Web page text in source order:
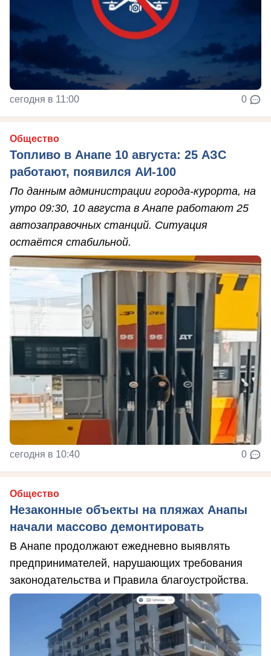
сегодня в 11:00 0
Общество
Топливо в Анапе 10 августа: 25 АЗС
работают, появился АИ-100
По данным администрации города-курорта, на
утро 09:30, 10 августа в Анапе работают 25
автозаправочных станций. Ситуация
остаётся стабильной.
сегодня в 10:40 0
Общество
Незаконные объекты на пляжах Анапы
начали массово демонтировать
В Анапе продолжают ежедневно выявлять
предпринимателей, нарушающих требования
законодательства и Правила благоустройства.